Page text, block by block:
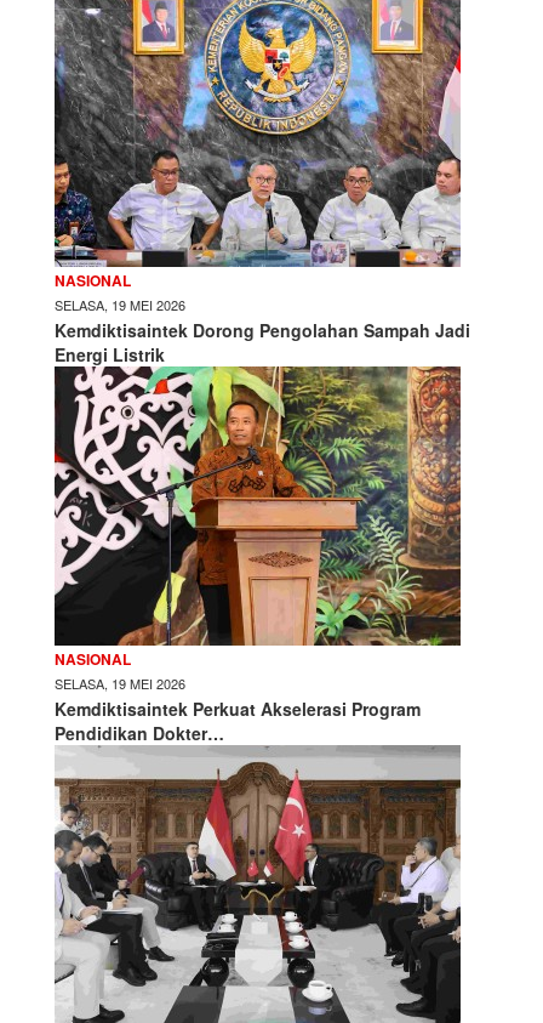
NASIONAL
SELASA, 19 MEI 2026
Kemdiktisaintek Dorong Pengolahan Sampah Jadi
Energi Listrik
NASIONAL
SELASA, 19 MEI 2026
Kemdiktisaintek Perkuat Akselerasi Program
Pendidikan Dokter…